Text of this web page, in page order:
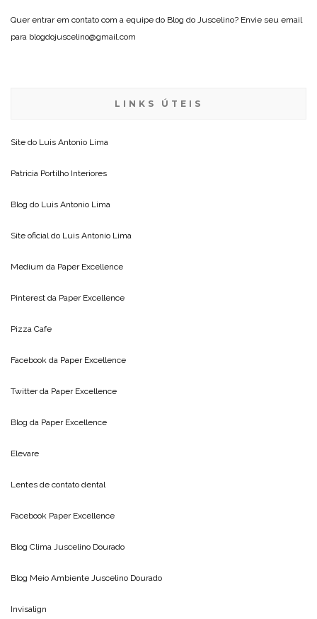
Quer entrar em contato com a equipe do Blog do Juscelino? Envie seu email
para blogdojuscelino@gmail.com
LINKS ÚTEIS
Site do Luis Antonio Lima
Patricia Portilho Interiores
Blog do Luis Antonio Lima
Site oficial do Luis Antonio Lima
Medium da Paper Excellence
Pinterest da Paper Excellence
Pizza Cafe
Facebook da Paper Excellence
Twitter da Paper Excellence
Blog da Paper Excellence
Elevare
Lentes de contato dental
Facebook Paper Excellence
Blog Clima Juscelino Dourado
Blog Meio Ambiente Juscelino Dourado
Invisalign